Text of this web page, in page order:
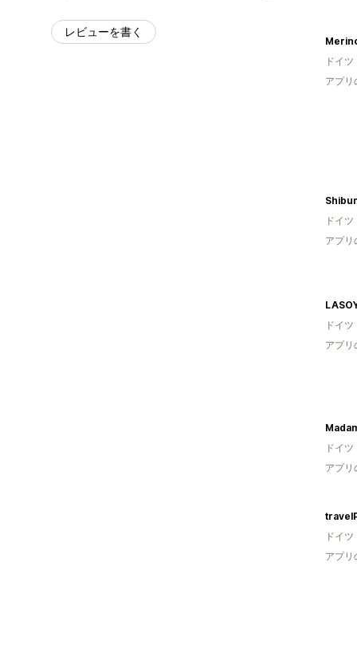
レビューを書く
ドイツ
アプリ
ドイツ
アプリ
ドイツ
アプリ
ドイツ
アプリ
ドイツ
アプリ